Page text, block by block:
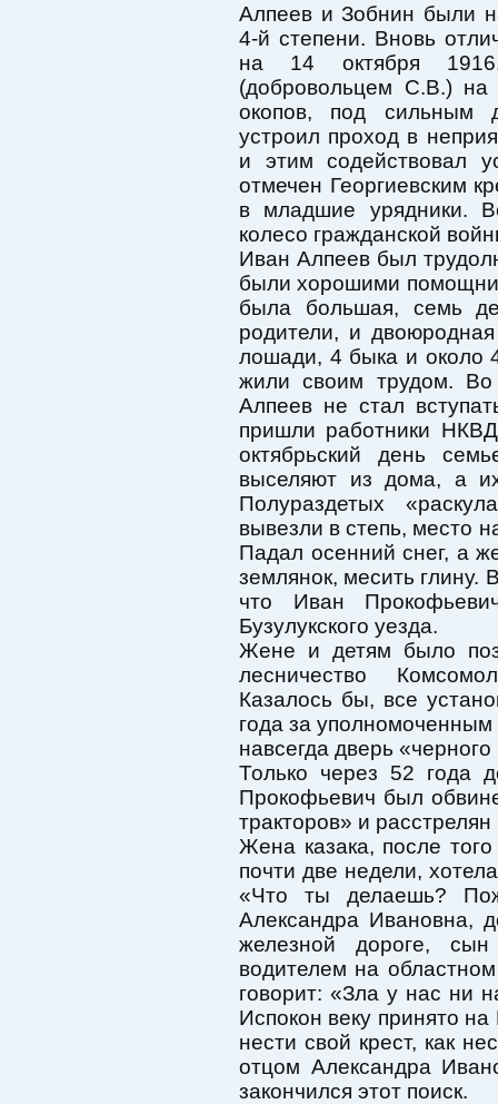
Алпеев и Зобнин были
4-й степени. Вновь
на 14 октября 1916,
(добровольцем С.В.) на
окопов, под сильным
устроил проход в
и этим содействовал
отмечен Георгиевским
в младшие урядники.
колесо гражданской
Иван Алпеев был
были хорошими
была большая, семь
родители, и
лошади, 4 быка и около
жили своим трудом. Во
Алпеев не стал
пришли работники
октябрьский день
выселяют из дома, а
Полураздетых
вывезли в степь, место
Падал осенний снег, а
землянок, месить глину.
что Иван
Бузулукского уезда.
Жене и детям было
лесничество
Казалось бы, все
года за
навсегда дверь
Только через 52 года
Прокофьевич был
тракторов» и
Жена казака, после
почти две недели,
«Что ты делаешь?
Александра Ивановна,
железной дороге,
водителем на
говорит: «Зла у нас ни
Испокон веку принято
нести свой крест, как
отцом Александра
закончился этот поиск.